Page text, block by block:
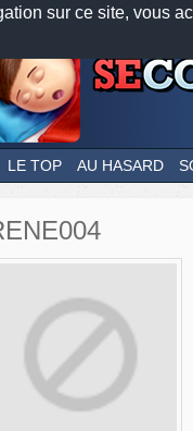
sur ce site, vous
LE TOP AU HASARD